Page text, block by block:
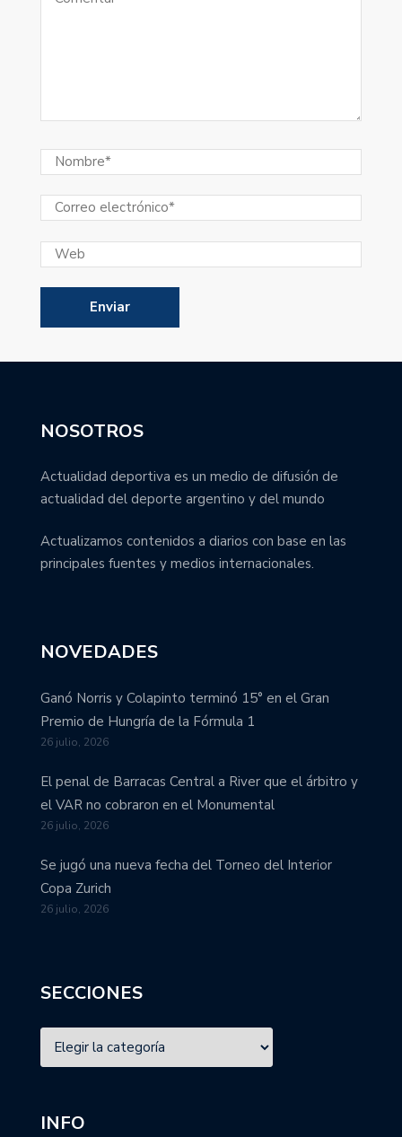
NOSOTROS
Actualidad deportiva es un medio de difusión de
actualidad del deporte argentino y del mundo
Actualizamos contenidos a diarios con base en las
principales fuentes y medios internacionales.
NOVEDADES
Ganó Norris y Colapinto terminó 15° en el Gran
Premio de Hungría de la Fórmula 1
26 julio, 2026
El penal de Barracas Central a River que el árbitro y
el VAR no cobraron en el Monumental
26 julio, 2026
Se jugó una nueva fecha del Torneo del Interior
Copa Zurich
26 julio, 2026
SECCIONES
INFO